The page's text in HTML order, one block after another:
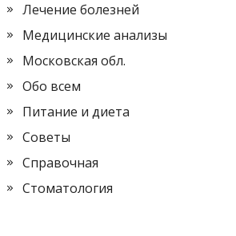
Лечение болезней
Медицинские анализы
Московская обл.
Обо всем
Питание и диета
Советы
Справочная
Стоматология